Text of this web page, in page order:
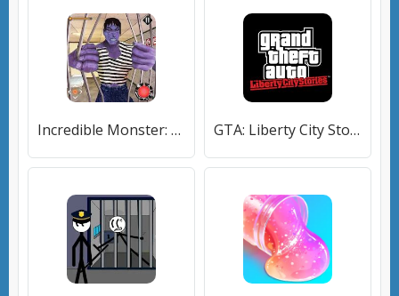
Incredible Monster: Superhero Prison Escape Games GTA: Liberty City Stories